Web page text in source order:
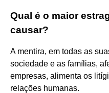
Qual é o maior
causar?
A mentira, em todas as
sociedade e as famílias,
empresas, alimenta os
relações humanas.